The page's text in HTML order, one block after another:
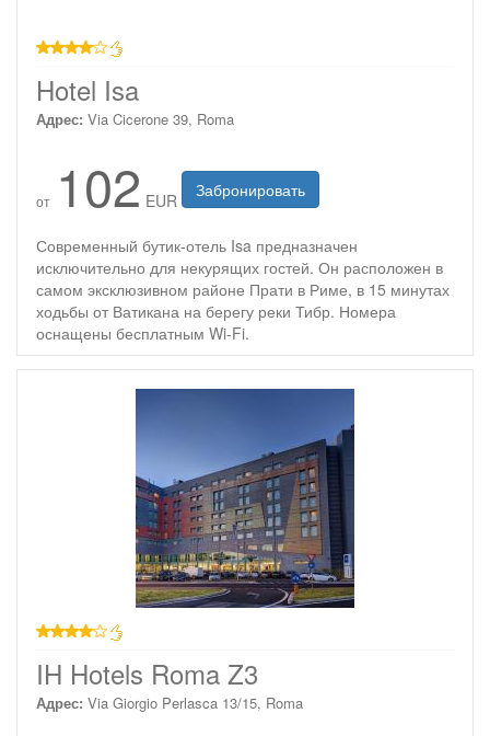
Hotel Isa
Адрес: Via Cicerone 39, Roma
от 102 EUR Забронировать
Современный бутик-отель Isa предназначен
исключительно для некурящих гостей. Он расположен в
самом эксклюзивном районе Прати в Риме, в 15 минутах
ходьбы от Ватикана на берегу реки Тибр. Номера
оснащены бесплатным Wi-Fi.
IH Hotels Roma Z3
Адрес: Via Giorgio Perlasca 13/15, Roma